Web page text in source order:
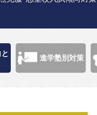
進学塾別対策